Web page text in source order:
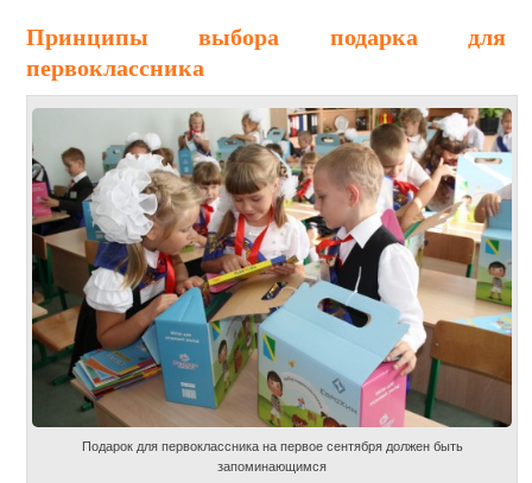
Принципы выбора подарка для
первоклассника
Подарок для первоклассника на первое сентября должен быть
запоминающимся